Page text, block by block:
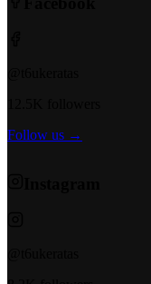
Follow us →